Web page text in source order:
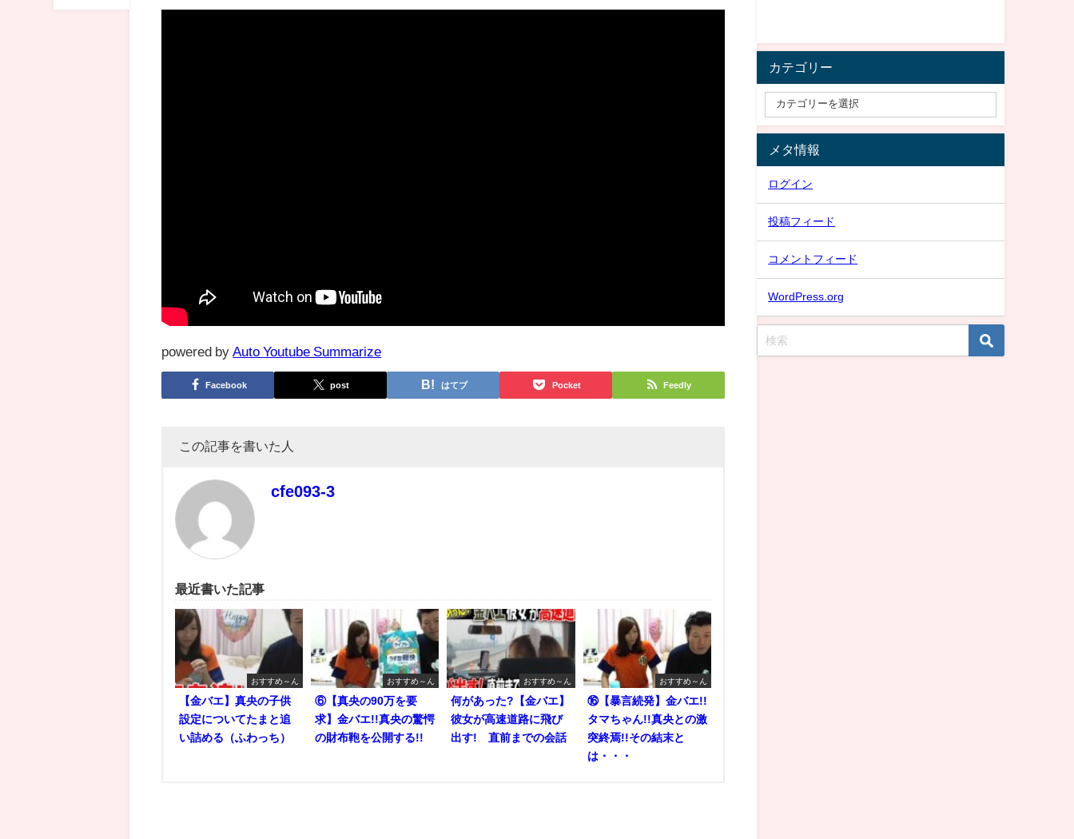
powered by Auto Youtube Summarize
Facebook post はてブ Pocket Feedly
この記事を書いた人
cfe093-3
最近書いた記事
おすすめ～ん
【金バエ】真央の子供
設定についてたまと追
い詰める（ふわっち）
おすすめ～ん
⑥【真央の90万を要
求】金バエ!!真央の驚愕
の財布鞄を公開する!!
おすすめ～ん
何があった?【金バエ】
彼女が高速道路に飛び
出す! 直前までの会話
おすすめ～ん
⑯【暴言続発】金バエ!!
タマちゃん!!真央との激
突終焉!!その結末と
は・・・
カテゴリー
メタ情報
ログイン
投稿フィード
コメントフィード
WordPress.org